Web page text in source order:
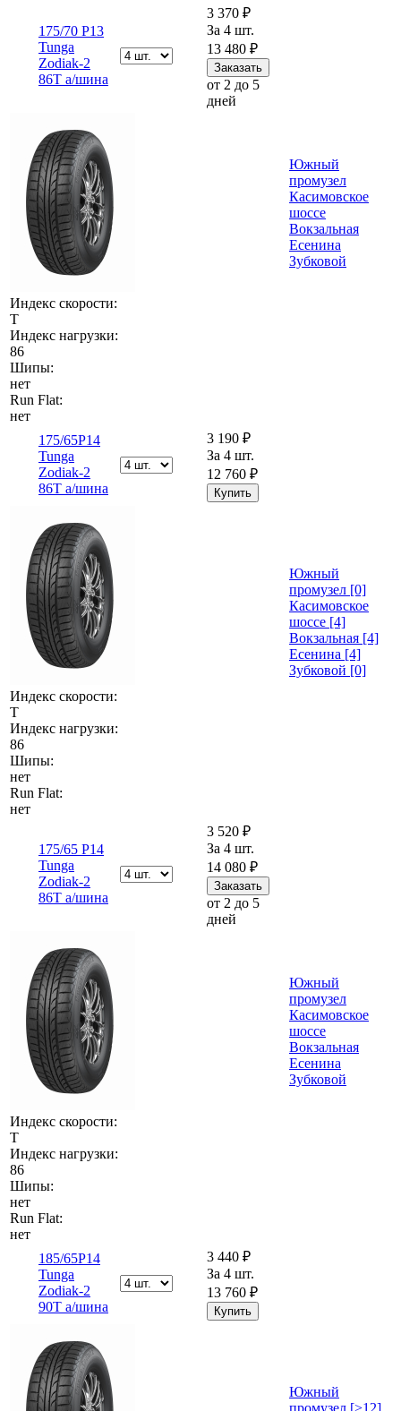
175/70 Р13
Tunga
Zodiak-2
86T а/шина
3 370 ₽
За 4 шт.
13 480 ₽
от 2 до 5
дней
Южный
промузел
Касимовское
шоссе
Вокзальная
Есенина
Зубковой
Индекс скорости:
T
Индекс нагрузки:
86
Шипы:
нет
Run Flat:
нет
175/65Р14
Tunga
Zodiak-2
86T а/шина
3 190 ₽
За 4 шт.
12 760 ₽
Южный
промузел [0]
Касимовское
шоссе [4]
Вокзальная [4]
Есенина [4]
Зубковой [0]
Индекс скорости:
T
Индекс нагрузки:
86
Шипы:
нет
Run Flat:
нет
175/65 Р14
Tunga
Zodiak-2
86T а/шина
3 520 ₽
За 4 шт.
14 080 ₽
от 2 до 5
дней
Южный
промузел
Касимовское
шоссе
Вокзальная
Есенина
Зубковой
Индекс скорости:
T
Индекс нагрузки:
86
Шипы:
нет
Run Flat:
нет
185/65Р14
Tunga
Zodiak-2
90T а/шина
3 440 ₽
За 4 шт.
13 760 ₽
Южный